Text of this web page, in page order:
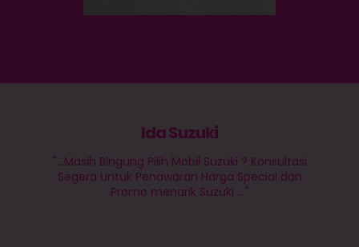
Ida Suzuki
"...Masih Bingung Pilih Mobil Suzuki ? Konsultasi
Segera Untuk Penawaran Harga Special dan
Promo menarik Suzuki ..."